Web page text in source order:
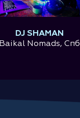
DJ SHAMAN
Baikal Nomads, Спб